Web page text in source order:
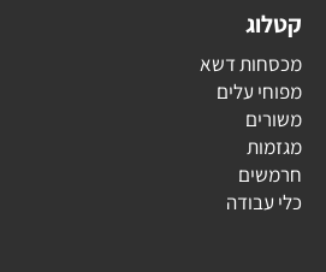
קטלוג
מכסחות דשא
מפוחי עלים
משורים
מגזמות
חרמשים
כלי עבודה